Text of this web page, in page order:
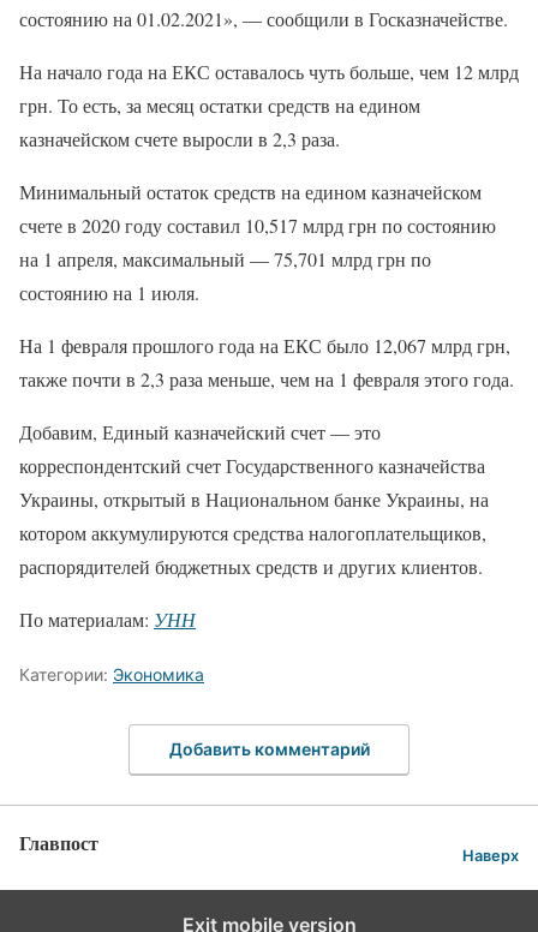
состоянию на 01.02.2021», — сообщили в Госказначействе.
На начало года на ЕКС оставалось чуть больше, чем 12 млрд
грн. То есть, за месяц остатки средств на едином
казначейском счете выросли в 2,3 раза.
Минимальный остаток средств на едином казначейском
счете в 2020 году составил 10,517 млрд грн по состоянию
на 1 апреля, максимальный — 75,701 млрд грн по
состоянию на 1 июля.
На 1 февраля прошлого года на ЕКС было 12,067 млрд грн,
также почти в 2,3 раза меньше, чем на 1 февраля этого года.
Добавим, Единый казначейский счет — это
корреспондентский счет Государственного казначейства
Украины, открытый в Национальном банке Украины, на
котором аккумулируются средства налогоплательщиков,
распорядителей бюджетных средств и других клиентов.
По материалам: УНН
Категории: Экономика
Добавить комментарий
Главпост Наверх
Exit mobile version